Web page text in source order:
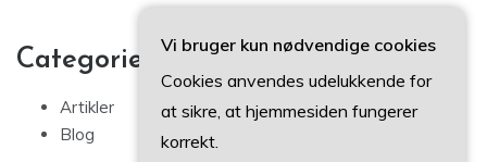
Categories
Artikler
Blog
Vi bruger kun nødvendige cookies
Cookies anvendes udelukkende for
at sikre, at hjemmesiden fungerer
korrekt.